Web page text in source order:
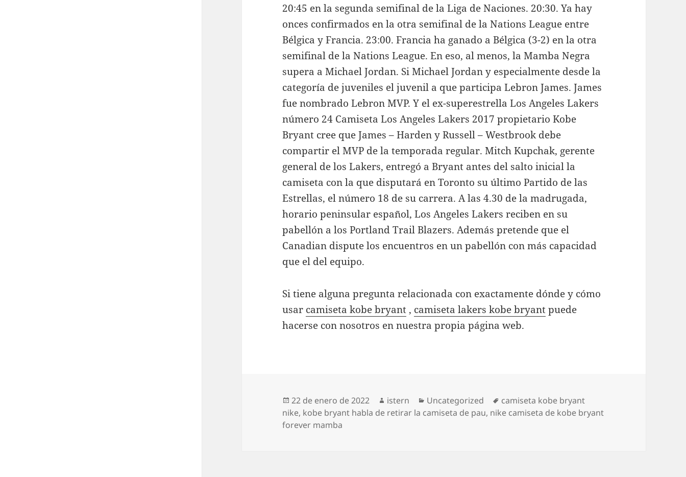
20:45 en la segunda semifinal de la Liga de Naciones. 20:30. Ya hay
onces confirmados en la otra semifinal de la Nations League entre
Bélgica y Francia. 23:00. Francia ha ganado a Bélgica (3-2) en la otra
semifinal de la Nations League. En eso, al menos, la Mamba Negra
supera a Michael Jordan. Si Michael Jordan y especialmente desde la
categoría de juveniles el juvenil a que participa Lebron James. James
fue nombrado Lebron MVP. Y el ex-superestrella Los Angeles Lakers
número 24 Camiseta Los Angeles Lakers 2017 propietario Kobe
Bryant cree que James – Harden y Russell – Westbrook debe
compartir el MVP de la temporada regular. Mitch Kupchak, gerente
general de los Lakers, entregó a Bryant antes del salto inicial la
camiseta con la que disputará en Toronto su último Partido de las
Estrellas, el número 18 de su carrera. A las 4.30 de la madrugada,
horario peninsular español, Los Angeles Lakers reciben en su
pabellón a los Portland Trail Blazers. Además pretende que el
Canadian dispute los encuentros en un pabellón con más capacidad
que el del equipo.
Si tiene alguna pregunta relacionada con exactamente dónde y cómo
usar camiseta kobe bryant , camiseta lakers kobe bryantpuede
hacerse con nosotros en nuestra propia página web.
Publicado
el
22 de enero de 2022 Autor
istern Categorías
Uncategorized Etiquetas
camiseta kobe bryant
nike, kobe bryant habla de retirar la camiseta de pau, nike camiseta de kobe bryant
forever mamba